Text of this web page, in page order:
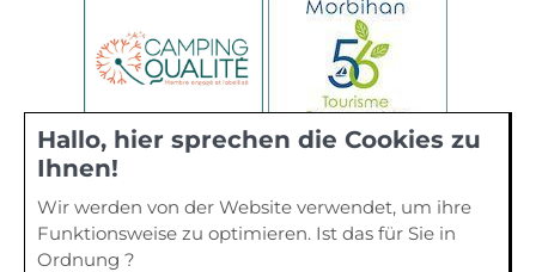
Hallo, hier sprechen die Cookies zu
Ihnen!
Wir werden von der Website verwendet, um ihre
Funktionsweise zu optimieren. Ist das für Sie in
Ordnung ?